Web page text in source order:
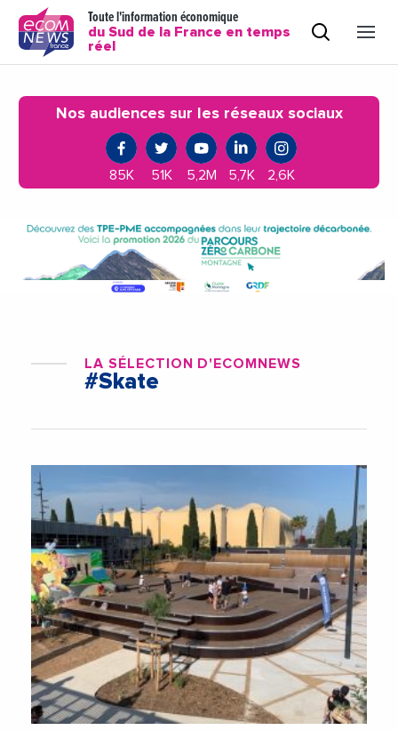
Toute l'information économique
du Sud de la France en temps
réel
Nos audiences sur les réseaux sociaux
85K 51K 5,2M 5,7K 2,6K
LA SÉLECTION D'ECOMNEWS
#Skate